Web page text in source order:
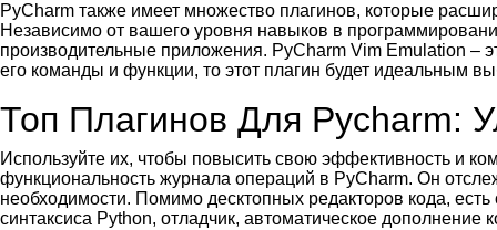
PyCharm также имеет множество плагинов, которые
Независимо от вашего уровня навыков в
производительные приложения. PyCharm Vim Emulation –
его команды и функции, то этот плагин будет идеальным
Топ Плагинов Для Pycharm:
Используйте их, чтобы повысить свою эффективность и
функциональность журнала операций в PyCharm. Он
необходимости. Помимо десктопных редакторов кода,
синтаксиса Python, отладчик, автоматическое